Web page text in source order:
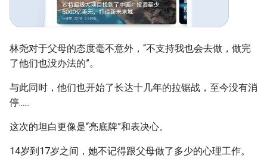
林尧对于父母的态度毫不意外，“不支持我也会去做，做完
了他们也没办法的”。
与此同时，他们也开始了长达十几年的拉锯战，至今没有消
停......
这次的坦白更像是“亮底牌”和表决心。
14岁到17岁之间，她不记得跟父母做了多少的心理工作。